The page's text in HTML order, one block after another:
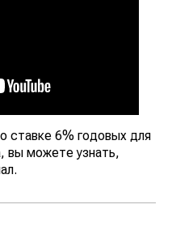
ставке 6% годовых для
вы можете узнать,